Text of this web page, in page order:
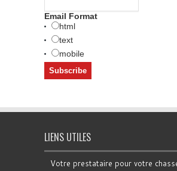
Email Format
html
text
mobile
LIENS UTILES
Votre prestataire pour votre